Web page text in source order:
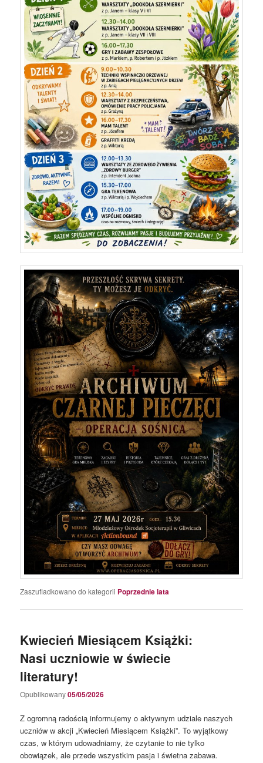
Zaszufladkowano do kategorii Poprzednie lata
Kwiecień Miesiącem Książki:
Nasi uczniowie w świecie
literatury!
Opublikowany05/05/2026
​Z ogromną radością informujemy o aktywnym udziale naszych
uczniów w akcji „Kwiecień Miesiącem Książki”. To wyjątkowy
czas, w którym udowadniamy, że czytanie to nie tylko
obowiązek, ale przede wszystkim pasja i świetna zabawa.